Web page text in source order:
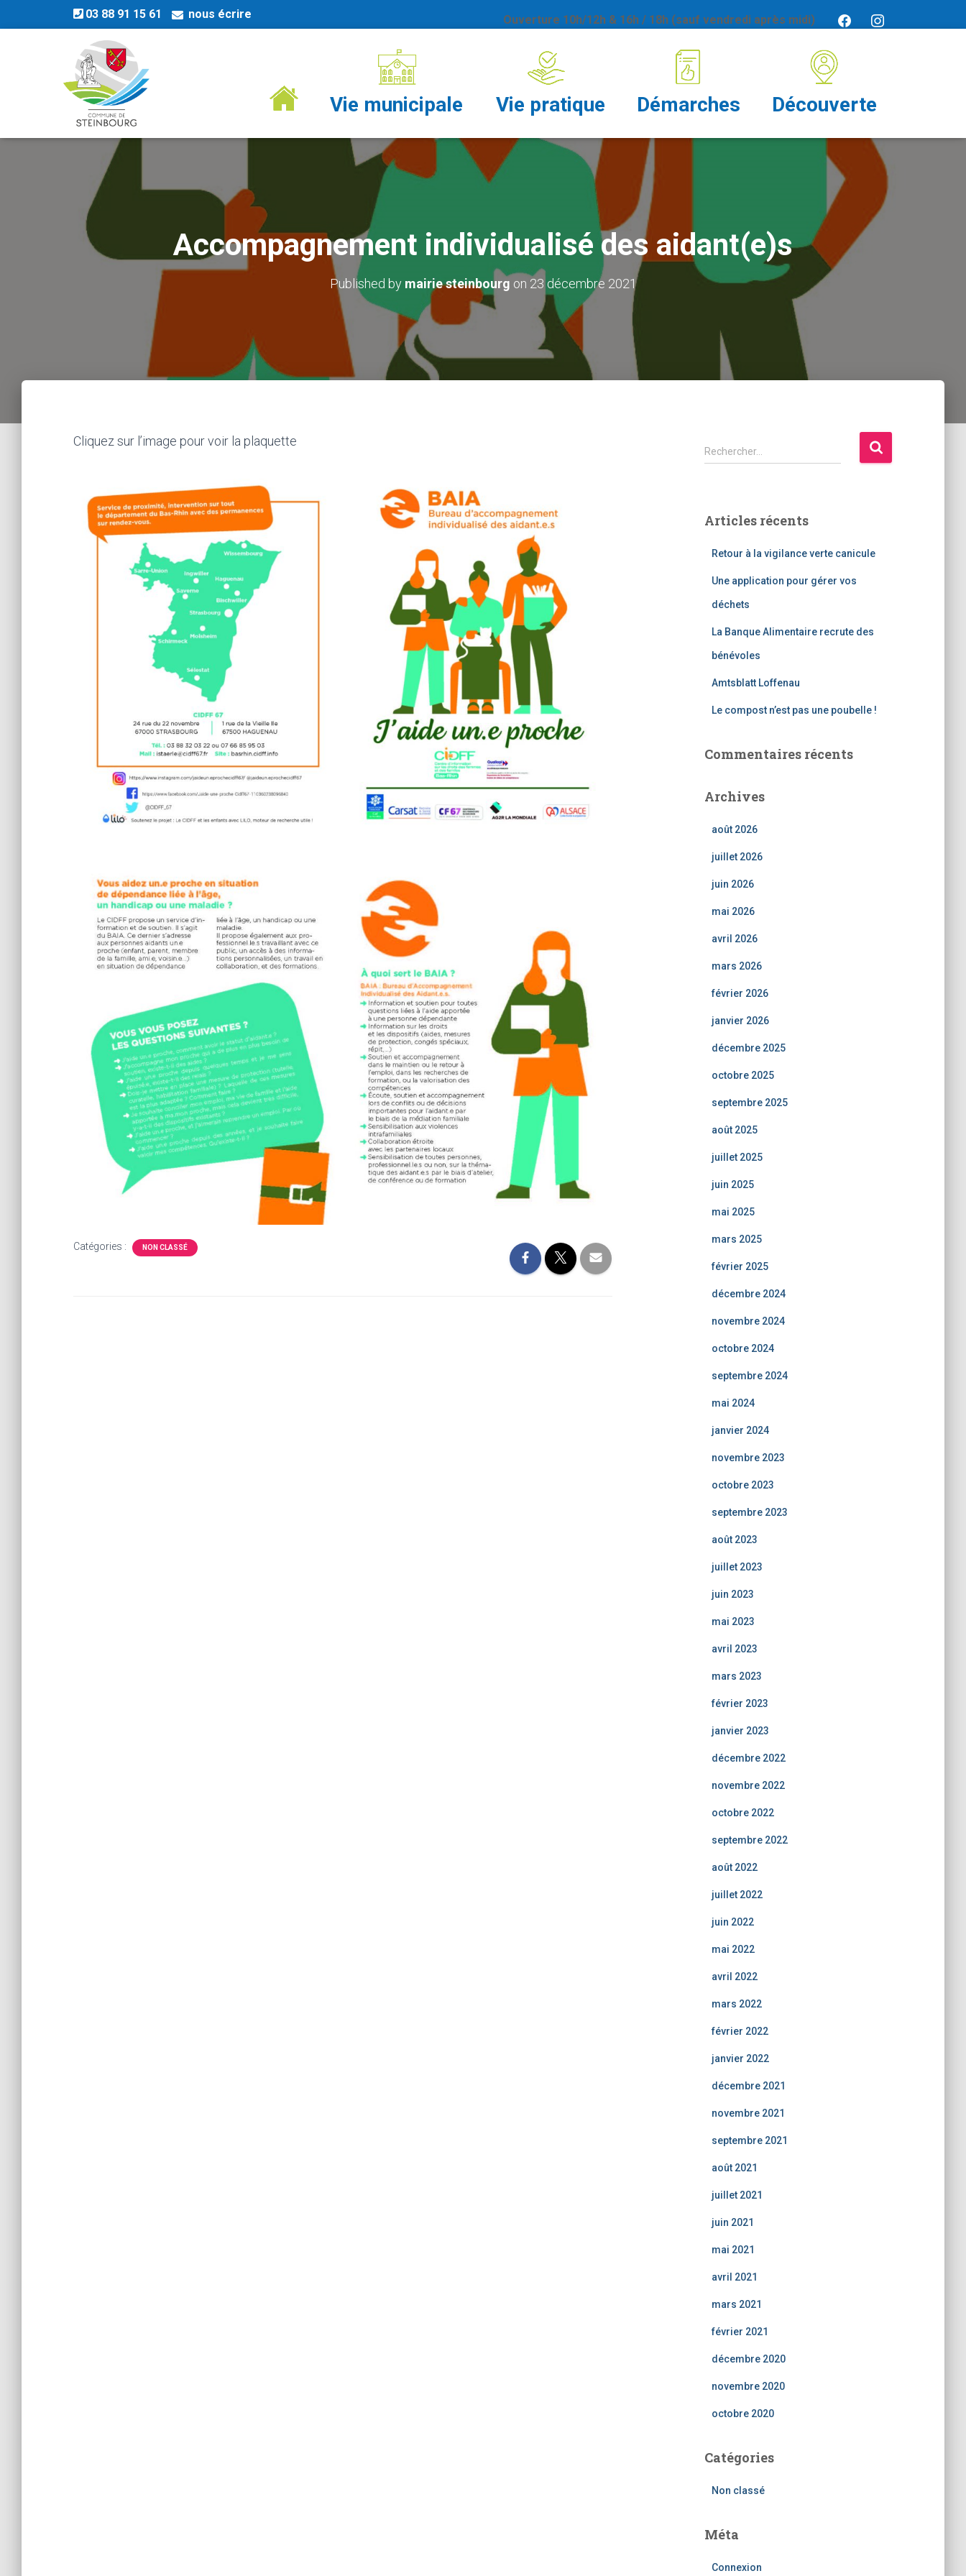
Ouverture 10h/12h & 16h / 18h (sauf vendredi après midi)
03 88 91 15 61 nous écrire
Vie municipale Vie pratique Démarches Découverte
Accompagnement individualisé des aidant(e)s
Published by mairie steinbourg on 23 décembre 2021
Cliquez sur l’image pour voir la plaquette
Catégories : NON CLASSÉ
Rechercher…
Articles récents
Retour à la vigilance verte canicule
Une application pour gérer vos
déchets
La Banque Alimentaire recrute des
bénévoles
Amtsblatt Loffenau
Le compost n’est pas une poubelle !
Commentaires récents
Archives
août 2026
juillet 2026
juin 2026
mai 2026
avril 2026
mars 2026
février 2026
janvier 2026
décembre 2025
octobre 2025
septembre 2025
août 2025
juillet 2025
juin 2025
mai 2025
mars 2025
février 2025
décembre 2024
novembre 2024
octobre 2024
septembre 2024
mai 2024
janvier 2024
novembre 2023
octobre 2023
septembre 2023
août 2023
juillet 2023
juin 2023
mai 2023
avril 2023
mars 2023
février 2023
janvier 2023
décembre 2022
novembre 2022
octobre 2022
septembre 2022
août 2022
juillet 2022
juin 2022
mai 2022
avril 2022
mars 2022
février 2022
janvier 2022
décembre 2021
novembre 2021
septembre 2021
août 2021
juillet 2021
juin 2021
mai 2021
avril 2021
mars 2021
février 2021
décembre 2020
novembre 2020
octobre 2020
Catégories
Non classé
Méta
Connexion